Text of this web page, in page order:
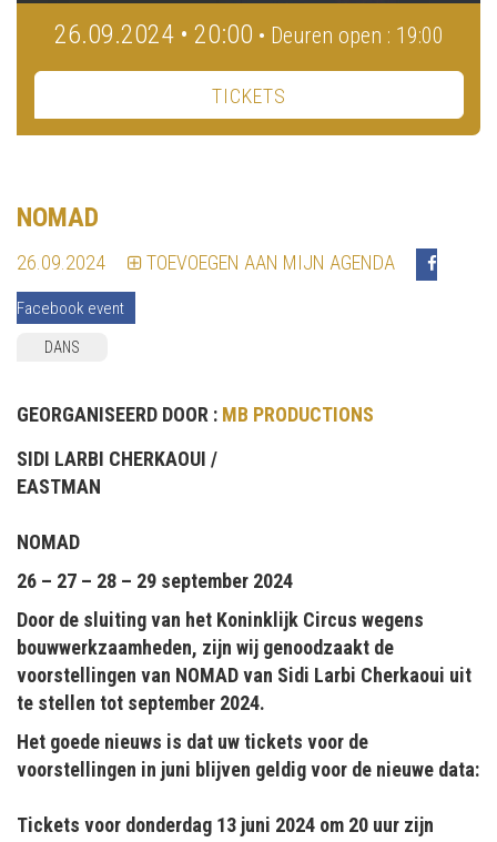
26.09.2024 • 20:00 • Deuren open : 19:00
TICKETS
NOMAD
26.09.2024 TOEVOEGEN AAN MIJN AGENDA
Facebook event
DANS
GEORGANISEERD DOOR : MB PRODUCTIONS
SIDI LARBI CHERKAOUI /
EASTMAN
NOMAD
26 – 27 – 28 – 29 september 2024
Door de sluiting van het Koninklijk Circus wegens
bouwwerkzaamheden, zijn wij genoodzaakt de
voorstellingen van NOMAD van Sidi Larbi Cherkaoui uit
te stellen tot september 2024.
Het goede nieuws is dat uw tickets voor de
voorstellingen in juni blijven geldig voor de nieuwe data:
Tickets voor donderdag 13 juni 2024 om 20 uur zijn